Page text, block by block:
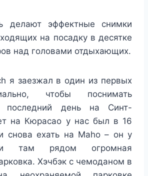
делают эффектные снимки
на посадку в десятке
над головами отдыхающих.
я заезжал в один из первых
чтобы поснимать
последний день на Синт-
на Кюрасао у нас был в 16
снова ехать на Maho – он у
и там рядом огромная
Хэчбэк с чемоданом в